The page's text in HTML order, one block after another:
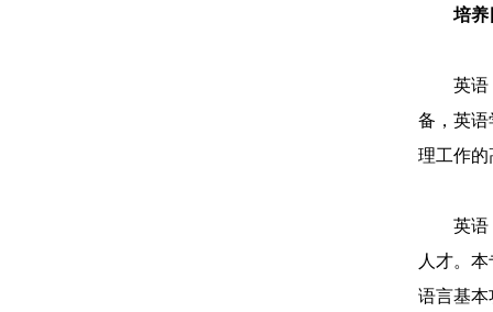
培养
英语
备，英语
理工作的
英语
人才。
语言基本